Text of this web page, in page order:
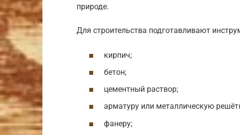
природе.
Для строительства подготавливают
кирпич;
бетон;
цементный раствор;
арматуру или металлическую
фанеру;